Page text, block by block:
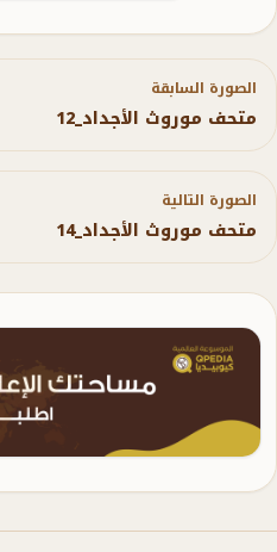
الصورة السابقة
متحف موروث الأجداد_12
الصورة التالية
متحف موروث الأجداد_14